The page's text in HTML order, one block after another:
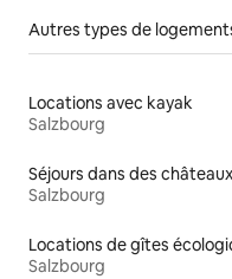
Autres types de
Locations avec kayak
Salzbourg
Séjours dans des châteaux
Salzbourg
Salzbourg